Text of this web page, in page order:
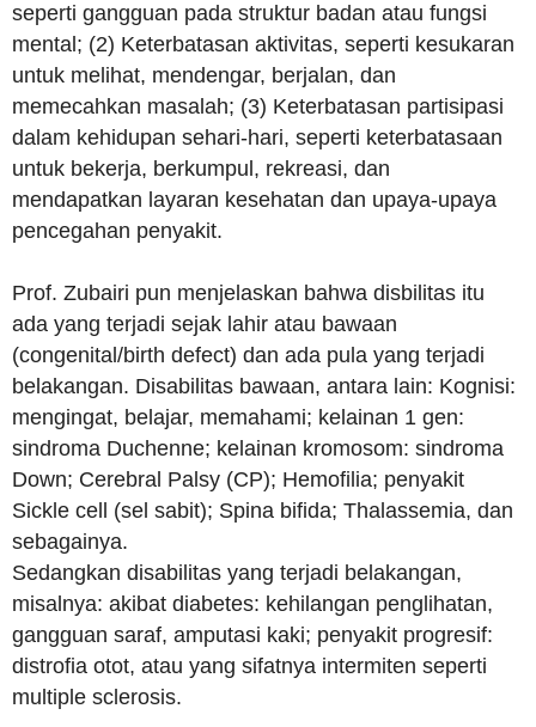
seperti gangguan pada struktur badan atau fungsi
mental; (2) Keterbatasan aktivitas, seperti kesukaran
untuk melihat, mendengar, berjalan, dan
memecahkan masalah; (3) Keterbatasan partisipasi
dalam kehidupan sehari-hari, seperti keterbatasaan
untuk bekerja, berkumpul, rekreasi, dan
mendapatkan layaran kesehatan dan upaya-upaya
pencegahan penyakit.
Prof. Zubairi pun menjelaskan bahwa disbilitas itu
ada yang terjadi sejak lahir atau bawaan
(congenital/birth defect) dan ada pula yang terjadi
belakangan. Disabilitas bawaan, antara lain: Kognisi:
mengingat, belajar, memahami; kelainan 1 gen:
sindroma Duchenne; kelainan kromosom: sindroma
Down; Cerebral Palsy (CP); Hemofilia; penyakit
Sickle cell (sel sabit); Spina bifida; Thalassemia, dan
sebagainya.
Sedangkan disabilitas yang terjadi belakangan,
misalnya: akibat diabetes: kehilangan penglihatan,
gangguan saraf, amputasi kaki; penyakit progresif:
distrofia otot, atau yang sifatnya intermiten seperti
multiple sclerosis.